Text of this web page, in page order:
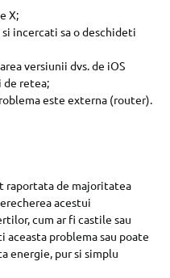
X;
incercati sa o deschideti
versiunii dvs. de iOS
de retea;
este externa (router).
raportata de majoritatea
acestui
cum ar fi castile sau
aceasta problema sau poate
energie, pur si simplu